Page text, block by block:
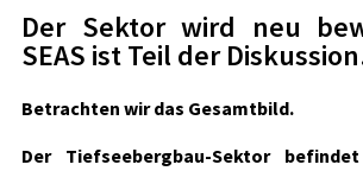
Der Sektor wird neu
SEAS ist Teil der
Betrachten wir das Gesamtbild.
Der Tiefseebergbau-Sektor